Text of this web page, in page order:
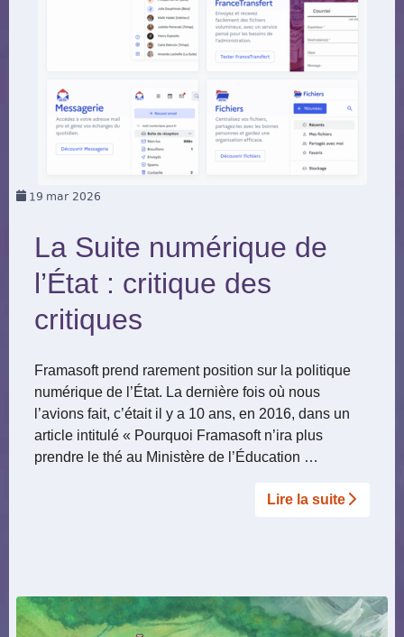
19 mar 2026
La Suite numérique de
l’État : critique des
critiques
Framasoft prend rarement position sur la politique
numérique de l’État. La dernière fois où nous
l’avions fait, c’était il y a 10 ans, en 2016, dans un
article intitulé « Pourquoi Framasoft n’ira plus
prendre le thé au Ministère de l’Éducation …
Lire la suite­­